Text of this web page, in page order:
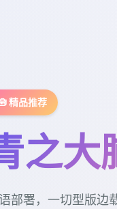
精品推荐
之大
部署，一切型版边